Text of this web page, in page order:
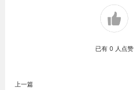
已有 0 人点赞
上一篇